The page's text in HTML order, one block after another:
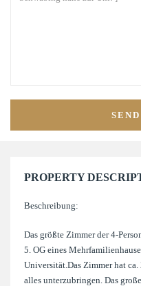
PROPERTY
Beschreibung:
Das größte Zimmer der 4-
5. OG eines
Universität.Das Zimmer hat
alles unterzubringen. Das